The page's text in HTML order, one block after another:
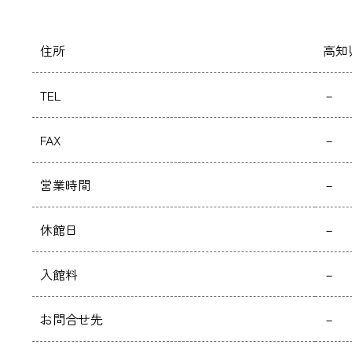
住所 高知
TEL －
FAX －
営業時間 －
休館日 －
入館料 －
お問合せ先 －